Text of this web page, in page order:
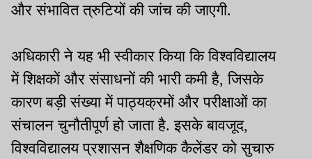
और संभावित त्रुटियों की जांच की जाएगी.
अधिकारी ने यह भी स्वीकार किया कि विश्वविद्यालय
में शिक्षकों और संसाधनों की भारी कमी है, जिसके
कारण बड़ी संख्या में पाठ्यक्रमों और परीक्षाओं का
संचालन चुनौतीपूर्ण हो जाता है. इसके बावजूद,
विश्वविद्यालय प्रशासन शैक्षणिक कैलेंडर को सुचारु